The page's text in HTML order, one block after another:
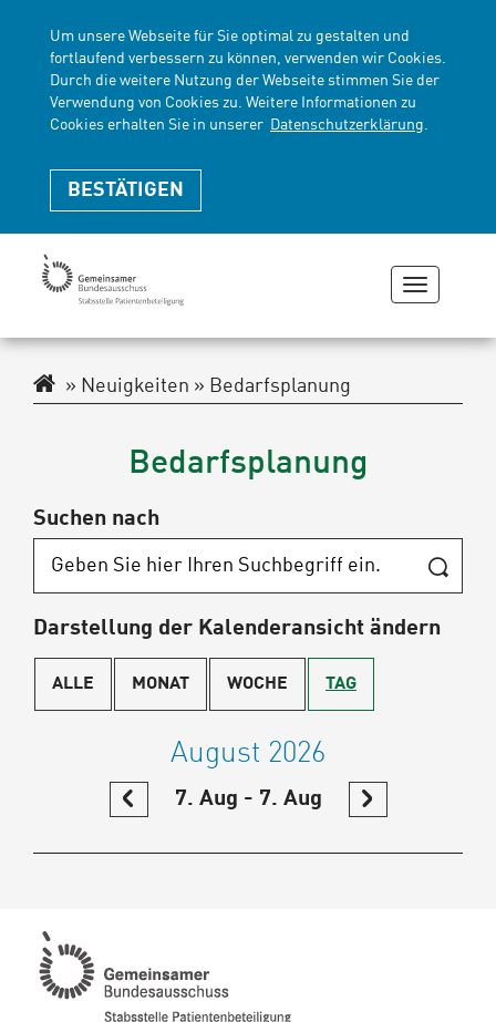
Um unsere Webseite für Sie optimal zu gestalten und
fortlaufend verbessern zu können, verwenden wir Cookies.
Durch die weitere Nutzung der Webseite stimmen Sie der
Verwendung von Cookies zu. Weitere Informationen zu
Cookies erhalten Sie in unserer Datenschutzerklärung.
BESTÄTIGEN
oder
Navigationspfad
Neuigkeiten Bedarfsplanung
Bedarfsplanung
Suchen nach
Darstellung der Kalenderansicht ändern
ALLE MONAT WOCHE TAG
August 2026
IM
KALENDER
7. Aug - 7. Aug
IM
KALENDER
BLÄTTERN